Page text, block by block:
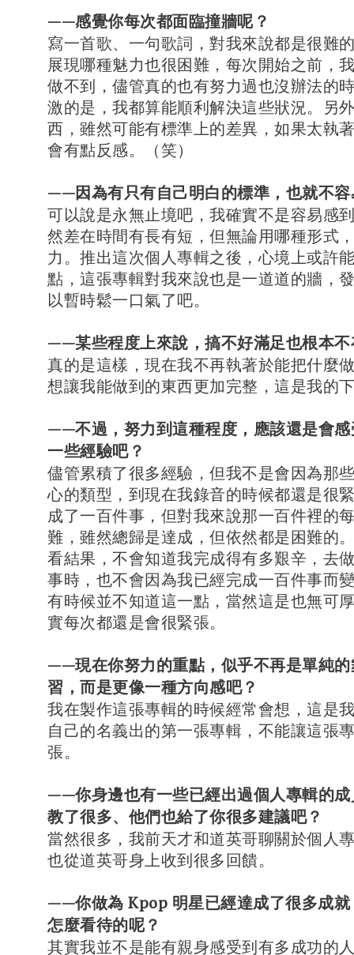
——感覺你每次都面臨撞牆呢？
寫一首歌、一句歌詞，對我來說都是很難
展現哪種魅力也很困難，每次開始之前，
做不到，儘管真的也有努力過也沒辦法的
激的是，我都算能順利解決這些狀況。另
西，雖然可能有標準上的差異，如果太執
會有點反感。（笑）
——因為有只有自己明白的標準，也就不
可以說是永無止境吧，我確實不是容易感
然差在時間有長有短，但無論用哪種形式
力。推出這次個人專輯之後，心境上或許
點，這張專輯對我來說也是一道道的牆，
以暫時鬆一口氣了吧。
——某些程度上來說，搞不好滿足也根本不
真的是這樣，現在我不再執著於能把什麼
想讓我能做到的東西更加完整，這是我的
——不過，努力到這種程度，應該還是會
一些經驗吧？
儘管累積了很多經驗，但我不是會因為那
心的類型，到現在我錄音的時候都還是很
成了一百件事，但對我來說那一百件裡的
難，雖然總歸是達成，但依然都是困難的
看結果，不會知道我完成得有多艱辛，去
事時，也不會因為我已經完成一百件事而
有時候並不知道這一點，當然這是也無可
實每次都還是會很緊張。
——現在你努力的重點，似乎不再是單純
習，而是更像一種方向感吧？
我在製作這張專輯的時候經常會想，這是
自己的名義出的第一張專輯，不能讓這張
張。
——你身邊也有一些已經出過個人專輯的
教了很多、他們也給了你很多建議吧？
當然很多，我前天才和道英哥聊關於個人
也從道英哥身上收到很多回饋。
——你做為 Kpop 明星已經達成了很多成就
怎麼看待的呢？
其實我並不是能有親身感受到有多成功的